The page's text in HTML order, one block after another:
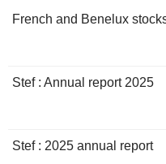
French and Benelux
Stef : Annual report 2025
Stef : 2025 annual report